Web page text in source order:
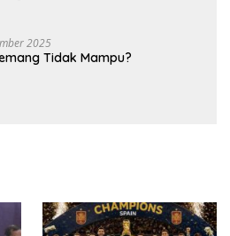
2025
Tidak Mampu?